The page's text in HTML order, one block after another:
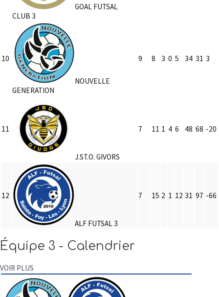
GOAL FUTSAL
CLUB 3
10
NOUVELLE
GENERATION
9 8 3 0 5 34 31 3
11
J.ST.O. GIVORS
7 11 1 4 6 48 68 -20
12
ALF FUTSAL 3
7 15 2 1 12 31 97 -66
Équipe 3 - Calendrier
VOIR PLUS